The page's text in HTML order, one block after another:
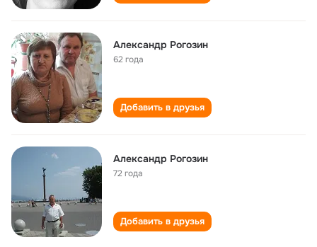
Александр Рогозин
62 года
Добавить в друзья
Александр Рогозин
72 года
Добавить в друзья